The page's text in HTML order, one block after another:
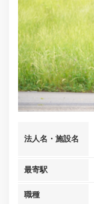
法人名・施設名
最寄駅
職種